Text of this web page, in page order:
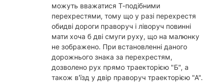
можуть вважатися Т-подібними
перехрестями, тому що у разі перехрестя
обидві дороги праворуч і ліворуч повинні
мати хоча б дві смуги руху, що на малюнку
не зображено. При встановленні даного
дорожнього знака за перехрестям,
дозволено рух прямо траекторією "Б", а
також в'їзд у двір праворуч траекторією "А".